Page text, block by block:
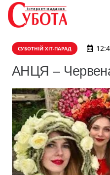
СУБОТНІЙ ХІТ-ПАРАД
АНЦЯ –